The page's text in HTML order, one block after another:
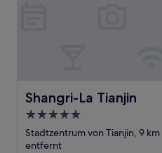
Shangri-La Tianjin
Shangri-La Tianjin
5.0-
Sterne-
Unterkunft
Stadtzentrum von Tianjin, 9
entfernt